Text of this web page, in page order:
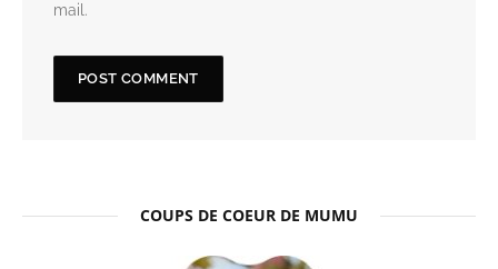
mail.
COUPS DE COEUR DE MUMU